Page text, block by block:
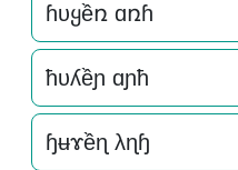
ɦυყềռ ɑռɦ
ħυʎềɲ ɑɲħ
ɧʉɤềɳ λɳɧ